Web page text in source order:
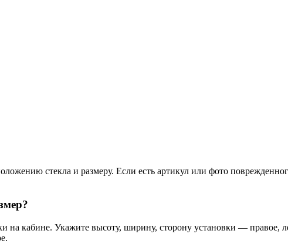
стекла и размеру. Если есть артикул или фото
на кабине. Укажите высоту, ширину, сторону установки — правое,